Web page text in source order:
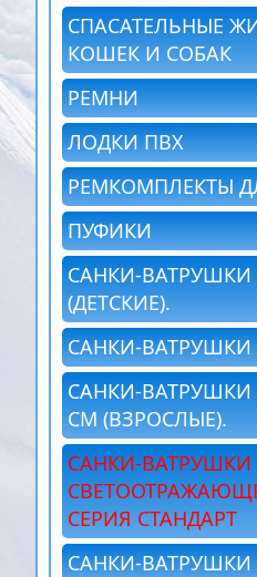
СПАСАТЕЛЬНЫЕ
КОШЕК И СОБАК
РЕМНИ
ЛОДКИ ПВХ
РЕМКОМПЛЕКТЫ
ПУФИКИ
САНКИ-ВАТРУШКИ
(ДЕТСКИЕ).
САНКИ-ВАТРУШКИ
САНКИ-ВАТРУШКИ
СМ (ВЗРОСЛЫЕ).
САНКИ-ВАТРУШКИ
СЕРИЯ СТАНДАРТ
САНКИ-ВАТРУШКИ